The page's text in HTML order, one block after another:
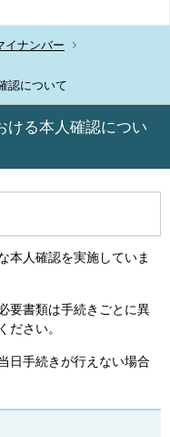
イナンバー
認について
ける本人確認につい
本人確認を実施していま
要書類は手続きごとに異
ださい。
日手続きが行えない場合